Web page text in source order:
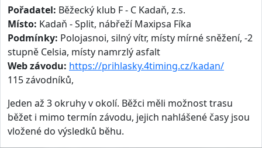
Pořadatel: Běžecký klub F - C Kadaň, z.s.
Místo: Kadaň - Split, nábřeží Maxipsa Fíka
Podmínky: Polojasnoi, silný vítr, místy mírné sněžení, -2
stupně Celsia, místy namrzlý asfalt
Web závodu: https://prihlasky.4timing.cz/kadan/
115 závodníků,
Jeden až 3 okruhy v okolí. Běžci měli možnost trasu
běžet i mimo termín závodu, jejich nahlášené časy jsou
vložené do výsledků běhu.